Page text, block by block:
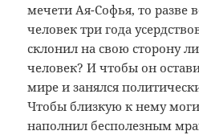
мечети Ая-Софья, то разве
человек три года
склонил на свою сторону
человек? И чтобы он
мире и занялся
Чтобы близкую к нему
наполнил бесполезным